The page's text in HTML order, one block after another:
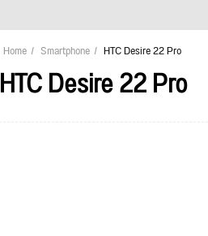
Home Smartphone HTC Desire 22 Pro
HTC Desire 22 Pro